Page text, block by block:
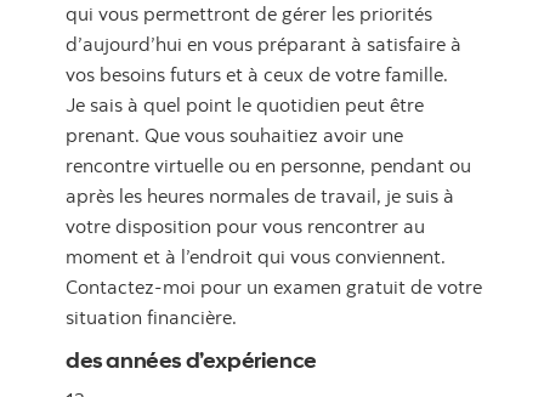
qui vous permettront de gérer les priorités
d’aujourd’hui en vous préparant à satisfaire à
vos besoins futurs et à ceux de votre famille.
Je sais à quel point le quotidien peut être
prenant. Que vous souhaitiez avoir une
rencontre virtuelle ou en personne, pendant ou
après les heures normales de travail, je suis à
votre disposition pour vous rencontrer au
moment et à l’endroit qui vous conviennent.
Contactez-moi pour un examen gratuit de votre
situation financière.
des années d’expérience